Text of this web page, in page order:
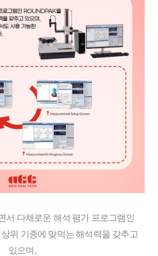
서 다채로운 해석 평가 프로그램인
위 기종에 맞먹는 해석력을 갖추고
있으며,